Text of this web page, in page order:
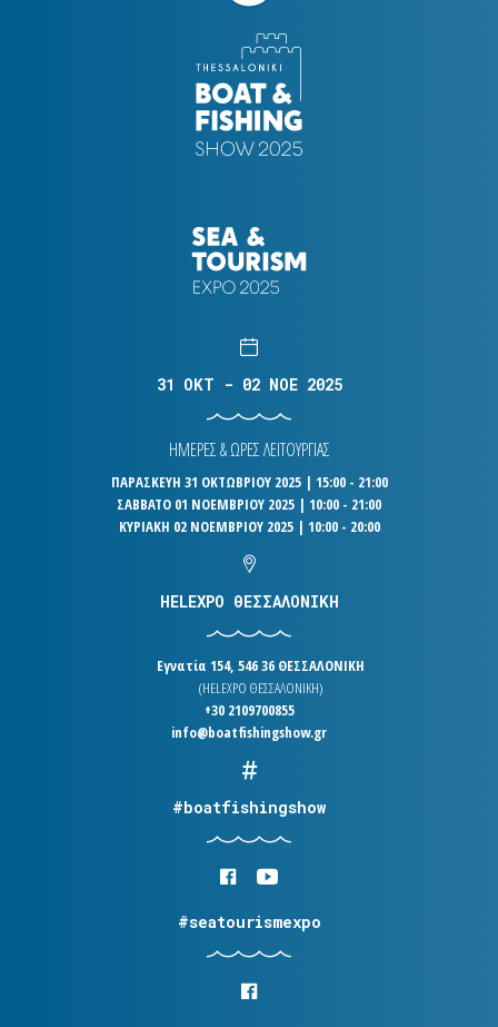
31 OKT - 02 NOE 2025
ΗΜΕΡΕΣ & ΩΡΕΣ ΛΕΙΤΟΥΡΓΙΑΣ
ΠΑΡΑΣΚΕΥΗ 31 ΟΚΤΩΒΡΙΟΥ 2025 | 15:00 - 21:00
ΣΑΒΒΑΤΟ 01 ΝΟΕΜΒΡΙΟΥ 2025 | 10:00 - 21:00
ΚΥΡΙΑΚΗ 02 ΝΟΕΜΒΡΙΟΥ 2025 | 10:00 - 20:00
HELEXPO ΘΕΣΣΑΛΟΝΙΚΗ
Εγνατία 154, 546 36 ΘΕΣΣΑΛΟΝΙΚΗ
(HELEXPO ΘΕΣΣΑΛΟΝΙΚΗ)
+30 2109700855
info@boatfishingshow.gr
#boatfishingshow
#seatourismexpo